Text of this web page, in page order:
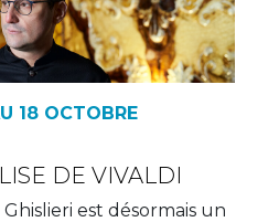
18 OCTOBRE
DE VIVALDI
est désormais un